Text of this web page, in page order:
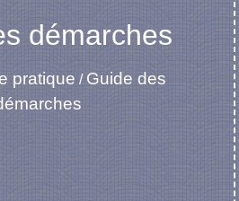
démarches
pratique / Guide des